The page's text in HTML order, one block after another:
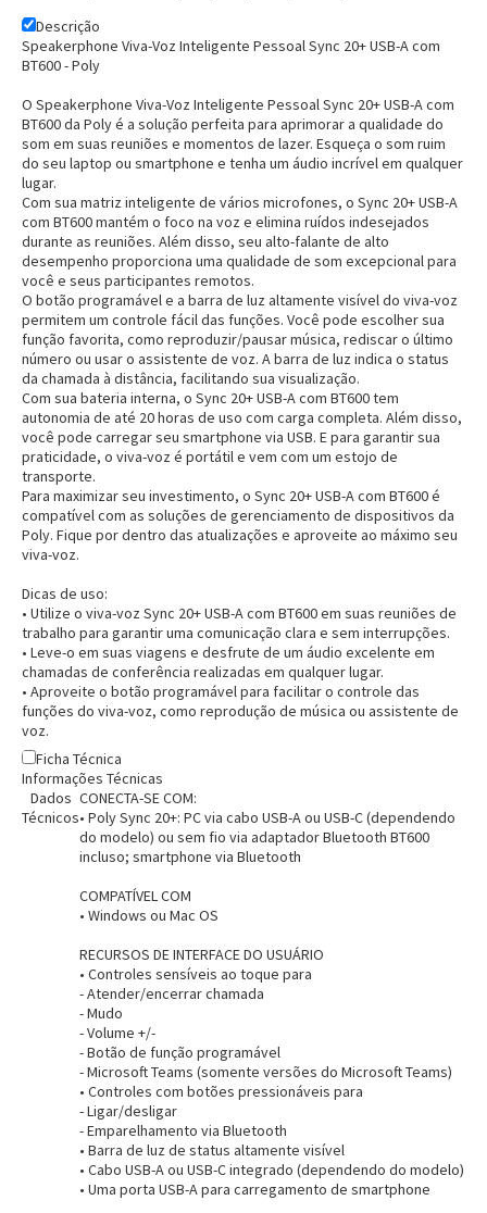
Entrega Flash
Cartão de crédito
Pagamento via Pix
Retire na Loja
Descrição
Speakerphone Viva-Voz Inteligente Pessoal Sync 20+ USB-A com
BT600 - Poly
O Speakerphone Viva-Voz Inteligente Pessoal Sync 20+ USB-A com
BT600 da Poly é a solução perfeita para aprimorar a qualidade do
som em suas reuniões e momentos de lazer. Esqueça o som ruim
do seu laptop ou smartphone e tenha um áudio incrível em qualquer
lugar.
Com sua matriz inteligente de vários microfones, o Sync 20+ USB-A
com BT600 mantém o foco na voz e elimina ruídos indesejados
durante as reuniões. Além disso, seu alto-falante de alto
desempenho proporciona uma qualidade de som excepcional para
você e seus participantes remotos.
O botão programável e a barra de luz altamente visível do viva-voz
permitem um controle fácil das funções. Você pode escolher sua
função favorita, como reproduzir/pausar música, rediscar o último
número ou usar o assistente de voz. A barra de luz indica o status
da chamada à distância, facilitando sua visualização.
Com sua bateria interna, o Sync 20+ USB-A com BT600 tem
autonomia de até 20 horas de uso com carga completa. Além disso,
você pode carregar seu smartphone via USB. E para garantir sua
praticidade, o viva-voz é portátil e vem com um estojo de
transporte.
Para maximizar seu investimento, o Sync 20+ USB-A com BT600 é
compatível com as soluções de gerenciamento de dispositivos da
Poly. Fique por dentro das atualizações e aproveite ao máximo seu
viva-voz.
Dicas de uso:
• Utilize o viva-voz Sync 20+ USB-A com BT600 em suas reuniões de
trabalho para garantir uma comunicação clara e sem interrupções.
• Leve-o em suas viagens e desfrute de um áudio excelente em
chamadas de conferência realizadas em qualquer lugar.
• Aproveite o botão programável para facilitar o controle das
funções do viva-voz, como reprodução de música ou assistente de
voz.
Ficha Técnica
Informações Técnicas
Dados
Técnicos
CONECTA-SE COM:
• Poly Sync 20+: PC via cabo USB-A ou USB-C (dependendo
do modelo) ou sem fio via adaptador Bluetooth BT600
incluso; smartphone via Bluetooth
COMPATÍVEL COM
• Windows ou Mac OS
RECURSOS DE INTERFACE DO USUÁRIO
• Controles sensíveis ao toque para
- Atender/encerrar chamada
- Mudo
- Volume +/-
- Botão de função programável
- Microsoft Teams (somente versões do Microsoft Teams)
• Controles com botões pressionáveis para
- Ligar/desligar
- Emparelhamento via Bluetooth
• Barra de luz de status altamente visível
• Cabo USB-A ou USB-C integrado (dependendo do modelo)
• Uma porta USB-A para carregamento de smartphone